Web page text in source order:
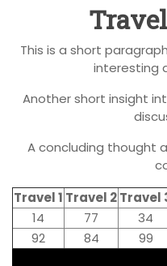
This is a short
interesting
Another short insight
A concluding thought
Travel 1 Travel 2Travel
14
77
34
92
84 99